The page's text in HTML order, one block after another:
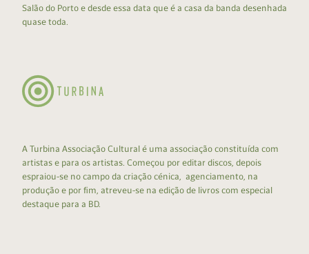
Salão do Porto e desde essa data que é a casa da banda desenhada
quase toda.
A Turbina Associação Cultural é uma associação constituída com
artistas e para os artistas. Começou por editar discos, depois
espraiou-se no campo da criação cénica, agenciamento, na
produção e por fim, atreveu-se na edição de livros com especial
destaque para a BD.